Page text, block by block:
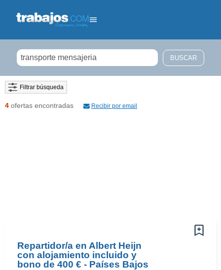
Filtrar búsqueda
4 ofertas encontradas Recibir por email
Repartidor/a en Albert Heijn
con alojamiento incluido y
bono de 400 € - Países Bajos